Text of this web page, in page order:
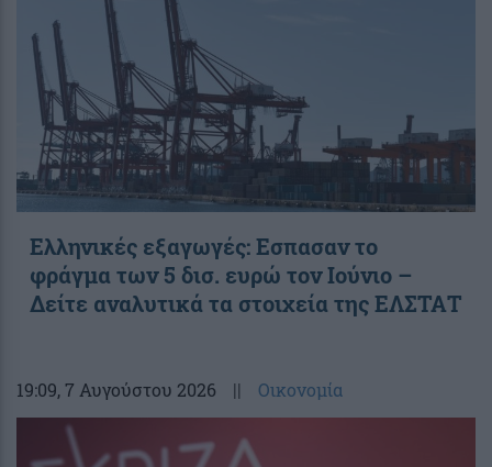
Ελληνικές εξαγωγές: Εσπασαν το
φράγμα των 5 δισ. ευρώ τον Ιούνιο –
Δείτε αναλυτικά τα στοιχεία της ΕΛΣΤΑΤ
19:09, 7 Αυγούστου 2026 || Οικονομία